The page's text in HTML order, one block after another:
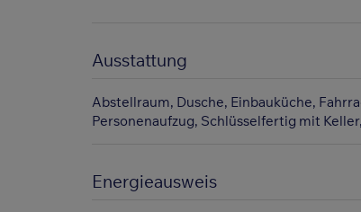
Ausstattung
Abstellraum Dusche Einbauküche
Personenaufzug Schlüsselfertig mit Keller
Energieausweis